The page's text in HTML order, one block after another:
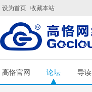
设为首页 收藏本站
高恪官网 论坛 导读